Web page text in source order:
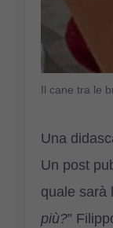
Il cane tra le
Una
Un post
quale sarà
più?”